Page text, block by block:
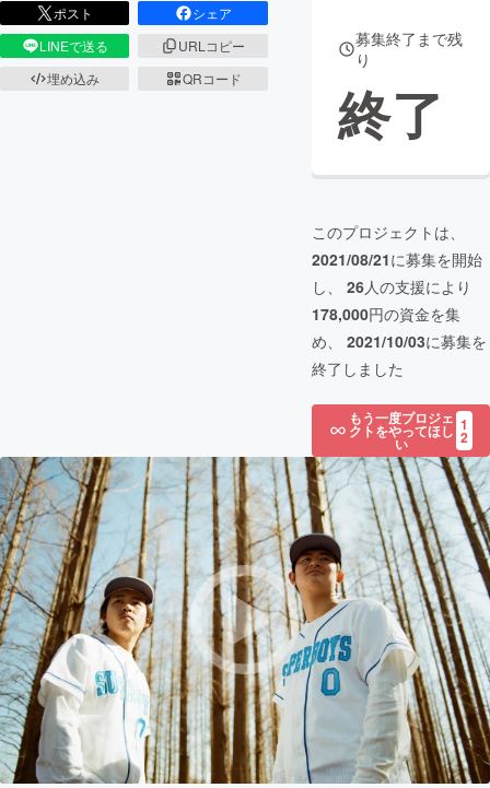
ポスト
シェア
LINEで送る
URLコピー
埋め込み
QRコード
募集終了まで残
り
終了
このプロジェクトは、
2021/08/21に募集を開始
し、 26人の支援により
178,000円の資金を集
め、 2021/10/03に募集を
終了しました
もう一度プロジェ
クトをやってほし
い
1
2